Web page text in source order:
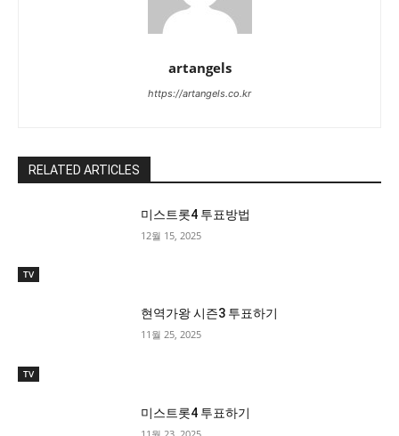
artangels
https://artangels.co.kr
RELATED ARTICLES
TV
미스트롯4 투표방법
12월 15, 2025
TV
현역가왕 시즌3 투표하기
11월 25, 2025
미스트롯4 투표하기